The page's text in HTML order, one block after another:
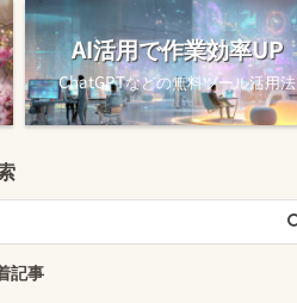
AI活用で作業効率UP
ChatGPTなどの無料ツール活用法
記事